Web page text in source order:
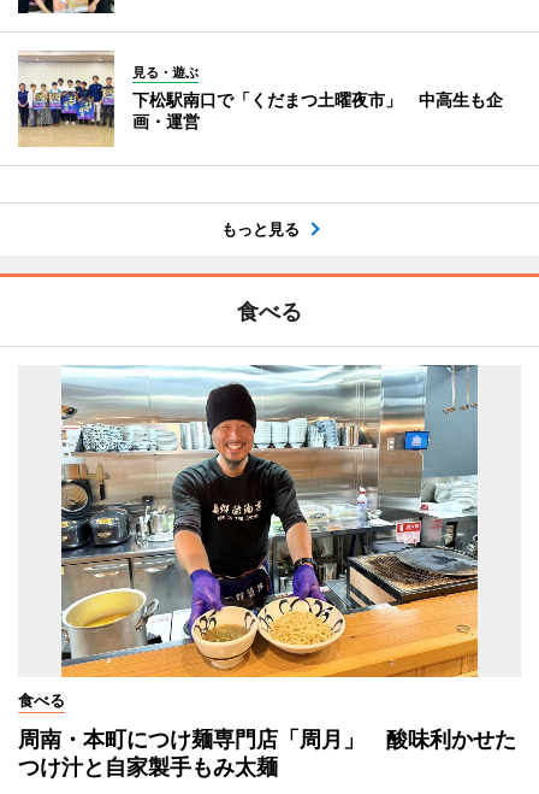
見る・遊ぶ
下松駅南口で「くだまつ土曜夜市」 中高生も企
画・運営
もっと見る
食べる
食べる
周南・本町につけ麺専門店「周月」 酸味利かせた
つけ汁と自家製手もみ太麺